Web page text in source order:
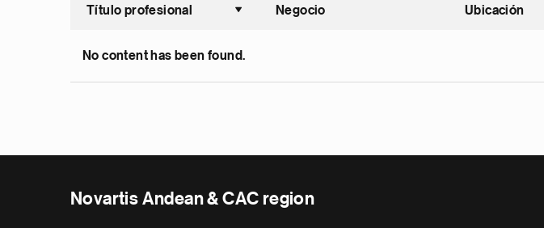
Título profesional
Ordenar ascendente
Negocio Ubicación
No content has been found.
Novartis Andean & CAC region